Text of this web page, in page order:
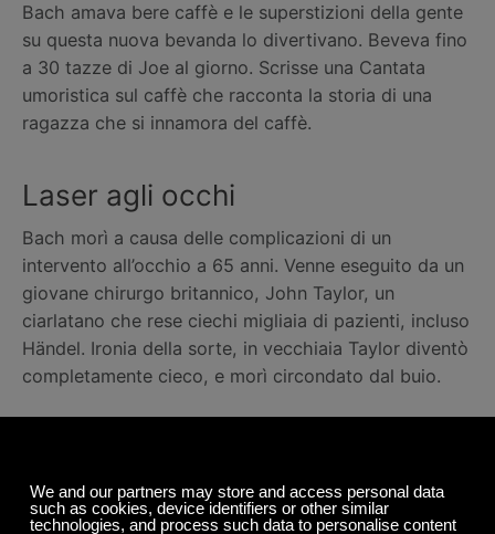
Bach amava bere caffè e le superstizioni della gente
su questa nuova bevanda lo divertivano. Beveva fino
a 30 tazze di Joe al giorno. Scrisse una Cantata
umoristica sul caffè che racconta la storia di una
ragazza che si innamora del caffè.
Laser agli occhi
Bach morì a causa delle complicazioni di un
intervento all’occhio a 65 anni. Venne eseguito da un
giovane chirurgo britannico, John Taylor, un
ciarlatano che rese ciechi migliaia di pazienti, incluso
Händel. Ironia della sorte, in vecchiaia Taylor diventò
completamente cieco, e morì circondato dal buio.
Esistono festival dedicati a Bach che si svolgono in
tutto il mondo. Vicino a casa nostra a Toronto si